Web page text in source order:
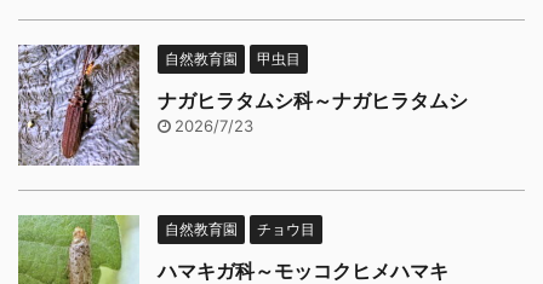
自然教育園 甲虫目
ナガヒラタムシ科～ナガヒラタムシ
2026/7/23
自然教育園 チョウ目
ハマキガ科～モッコクヒメハマキ